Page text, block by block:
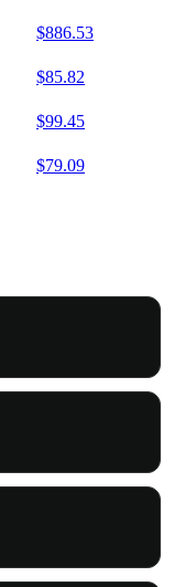
$886.53
$85.82
$99.45
$79.09